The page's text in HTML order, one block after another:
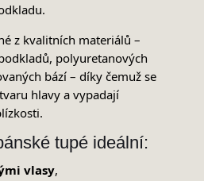
z kvalitních materiálů –
polyuretanových
bází – díky čemuž se
hlavy a vypadají
tupé ideální:
vlasy,